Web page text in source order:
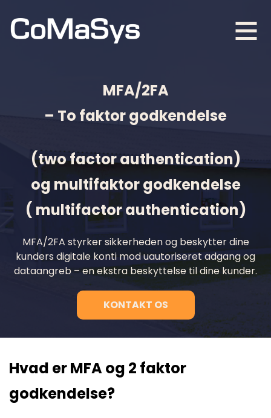
MFA/2FA
– To faktor godkendelse
(two factor authentication)
og multifaktor godkendelse
( multifactor authentication)
MFA/2FA styrker sikkerheden og beskytter dine
kunders digitale konti mod uautoriseret adgang og
dataangreb – en ekstra beskyttelse til dine kunder.
KONTAKT OS
Hvad er MFA og 2 faktor
godkendelse?